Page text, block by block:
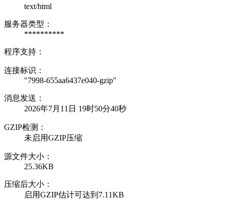
text/html
服务器类型：
**********
程序支持：
连接标识：
"7998-655aa6437e040-gzip"
消息发送：
2026年7月11日 19时50分40秒
GZIP检测：
未启用GZIP压缩
源文件大小：
25.36KB
压缩后大小：
启用GZIP估计可达到7.11KB